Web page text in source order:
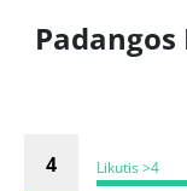
Padangos
Likutis >4